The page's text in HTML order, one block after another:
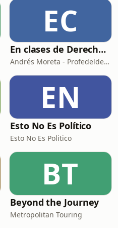
EC
En clases de Derecho - Legalité
Andrés Moreta - Profedelderecho - Legalité
EN
Esto No Es Político
Esto No Es Politico
BT
Beyond the Journey
Metropolitan Touring